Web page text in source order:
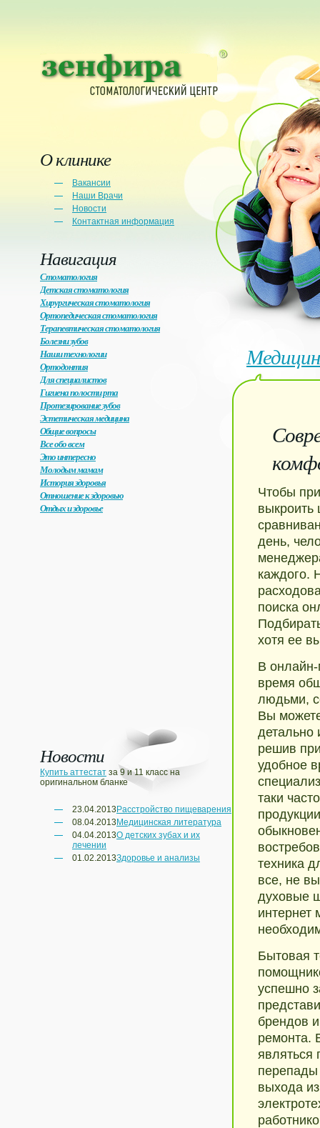
О клинике
Вакансии
Наши Врачи
Новости
Контактная информация
Навигация
Стоматология
Детская стоматология
Хирургическая стоматология
Ортопедическая стоматология
Терапевтическая стоматология
Болезни зубов
Наши технологии
Ортодонтия
Для специалистов
Гигиена полости рта
Протезирование зубов
Эстетическая медицина
Общие вопросы
Все обо всем
Это интересно
Молодым мамам
История здоровья
Отношение к здоровью
Отдых и здоровье
Новости
Купить аттестат за 9 и 11 класс на
оригинальном бланке
23.04.2013 Расстройство пищеварения
08.04.2013 Медицинская литература
04.04.2013О детских зубах и их
лечении
01.02.2013Здоровье и анализы
Чтобы
выкроить
день,
каждого.
поиска
хотя ее
В
время
людьми,
Вы
детально
решив
удобное
таки
техника
все, не
духовые
интернет
Бытовая
успешно
брендов
ремонта.
являться
перепады
выхода